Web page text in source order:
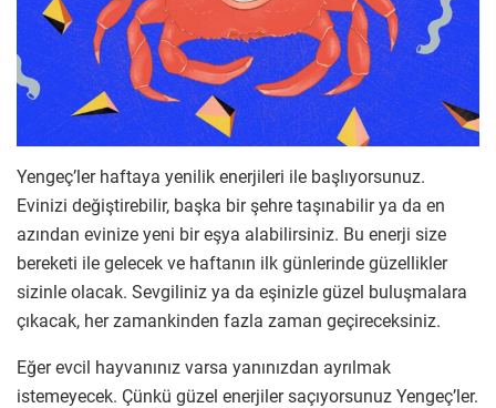
Yengeç’ler haftaya yenilik enerjileri ile başlıyorsunuz.
Evinizi değiştirebilir, başka bir şehre taşınabilir ya da en
azından evinize yeni bir eşya alabilirsiniz. Bu enerji size
bereketi ile gelecek ve haftanın ilk günlerinde güzellikler
sizinle olacak. Sevgiliniz ya da eşinizle güzel buluşmalara
çıkacak, her zamankinden fazla zaman geçireceksiniz.
Eğer evcil hayvanınız varsa yanınızdan ayrılmak
istemeyecek. Çünkü güzel enerjiler saçıyorsunuz Yengeç’ler.